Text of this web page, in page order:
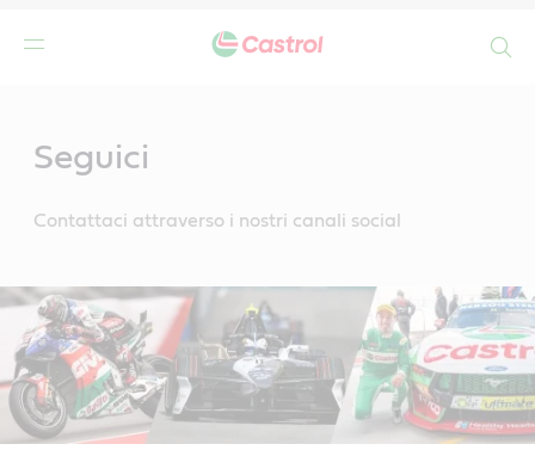
Seguici
Contattaci attraverso i nostri canali social